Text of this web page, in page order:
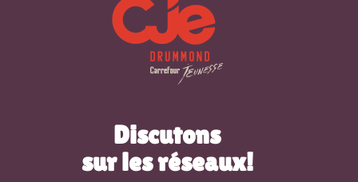
Discutons
sur les réseaux!